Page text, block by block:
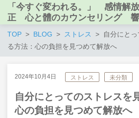
「今すぐ変われる。」 感情解
正 心と體のカウンセリング
TOP BLOG ストレス
自分にと
る方法：心の負担を見つめて解放へ
2024年10月4日 ストレス 未分類
自分にとってのストレスを
心の負担を見つめて解放へ